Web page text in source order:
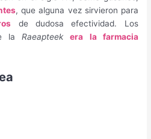
, que alguna vez sirvieron para
de dudosa efectividad. Los
laRaeapteek
era la farmacia